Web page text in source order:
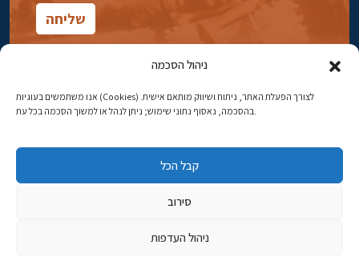
ניהול הסכמה
אנו משתמשים בעוגיות (Cookies) לצורך הפעלת האתר, ניתוח ושיווק מותאם אישית.
בהסכמה, נאסוף נתוני שימוש; ניתן לנהל או למשוך הסכמה בכל עת.
קבל הכל
סירוב
ניהול העדפות
14rue Ibn Gavirol, Rehavia, Jérusalem
Adresse électronique:najww2@ybz.org.il